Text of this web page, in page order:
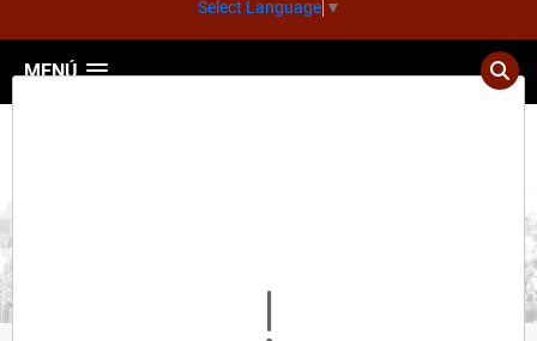
Select Language ▼
MENÚ